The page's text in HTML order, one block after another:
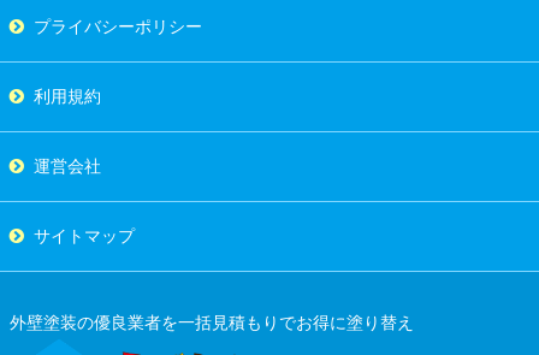
プライバシーポリシー
利用規約
運営会社
サイトマップ
外壁塗装の優良業者を一括見積もりでお得に塗り替え